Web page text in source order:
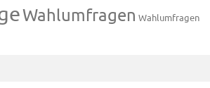
Wahlumfragen Wahlumfragen